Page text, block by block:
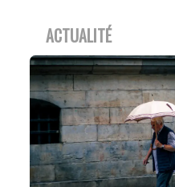
ACTUALITÉ